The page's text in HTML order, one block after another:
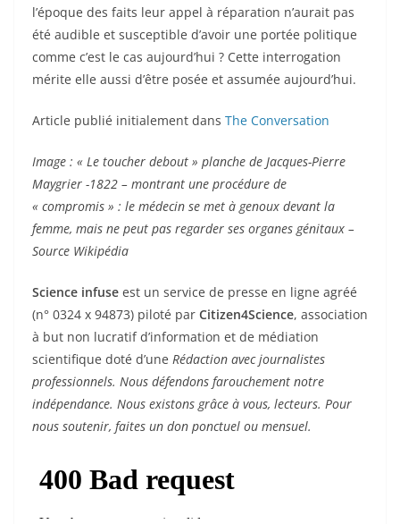
l’époque des faits leur appel à réparation n’aurait pas
été audible et susceptible d’avoir une portée politique
comme c’est le cas aujourd’hui ? Cette interrogation
mérite elle aussi d’être posée et assumée aujourd’hui.
Article publié initialement dans The Conversation
Image : « Le toucher debout » planche de Jacques-Pierre
Maygrier -1822 – montrant une procédure de
« compromis » : le médecin se met à genoux devant la
femme, mais ne peut pas regarder ses organes génitaux –
Source Wikipédia
Science infuse est un service de presse en ligne agréé
(n° 0324 x 94873) piloté par Citizen4Science, association
à but non lucratif d’information et de médiation
scientifique doté d’une Rédaction avec journalistes
professionnels. Nous défendons farouchement notre
indépendance. Nous existons grâce à vous, lecteurs. Pour
nous soutenir, faites un don ponctuel ou mensuel.